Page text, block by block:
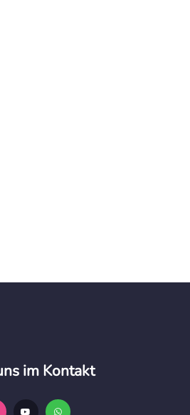
im Kontakt